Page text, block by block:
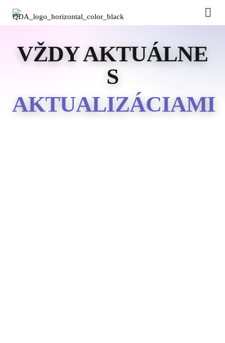
VŽDY AKTUÁLNE
S
AKTUALIZÁCIAMI